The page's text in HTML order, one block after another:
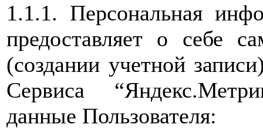
1.1.1. Персональная
предоставляет о себе
(создании учетной
Сервиса
данные Пользователя: